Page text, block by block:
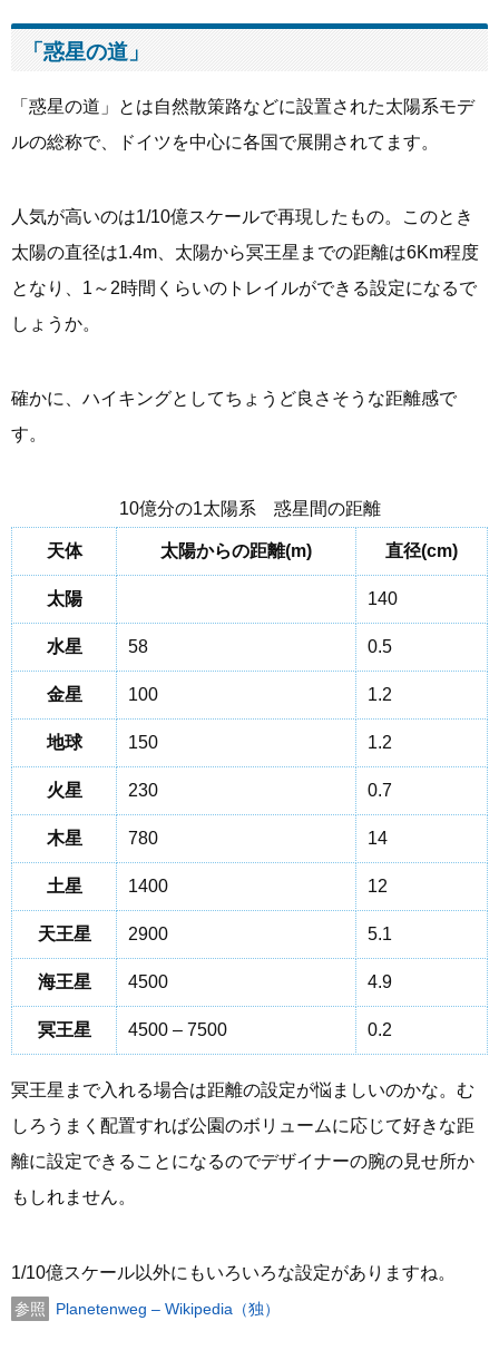
「惑星の道」
「惑星の道」とは自然散策路などに設置された太陽系モデ
ルの総称で、ドイツを中心に各国で展開されてます。
人気が高いのは1/10億スケールで再現したもの。このとき
太陽の直径は1.4m、太陽から冥王星までの距離は6Km程度
となり、1～2時間くらいのトレイルができる設定になるで
しょうか。
確かに、ハイキングとしてちょうど良さそうな距離感で
す。
10億分の1太陽系 惑星間の距離
天体 太陽からの距離(m) 直径(cm)
太陽 140
水星 58 0.5
金星 100 1.2
地球 150 1.2
火星 230 0.7
木星 780 14
土星 1400 12
天王星 2900 5.1
海王星 4500 4.9
冥王星 4500 – 7500 0.2
冥王星まで入れる場合は距離の設定が悩ましいのかな。む
しろうまく配置すれば公園のボリュームに応じて好きな距
離に設定できることになるのでデザイナーの腕の見せ所か
もしれません。
1/10億スケール以外にもいろいろな設定がありますね。
Planetenweg – Wikipedia（独）